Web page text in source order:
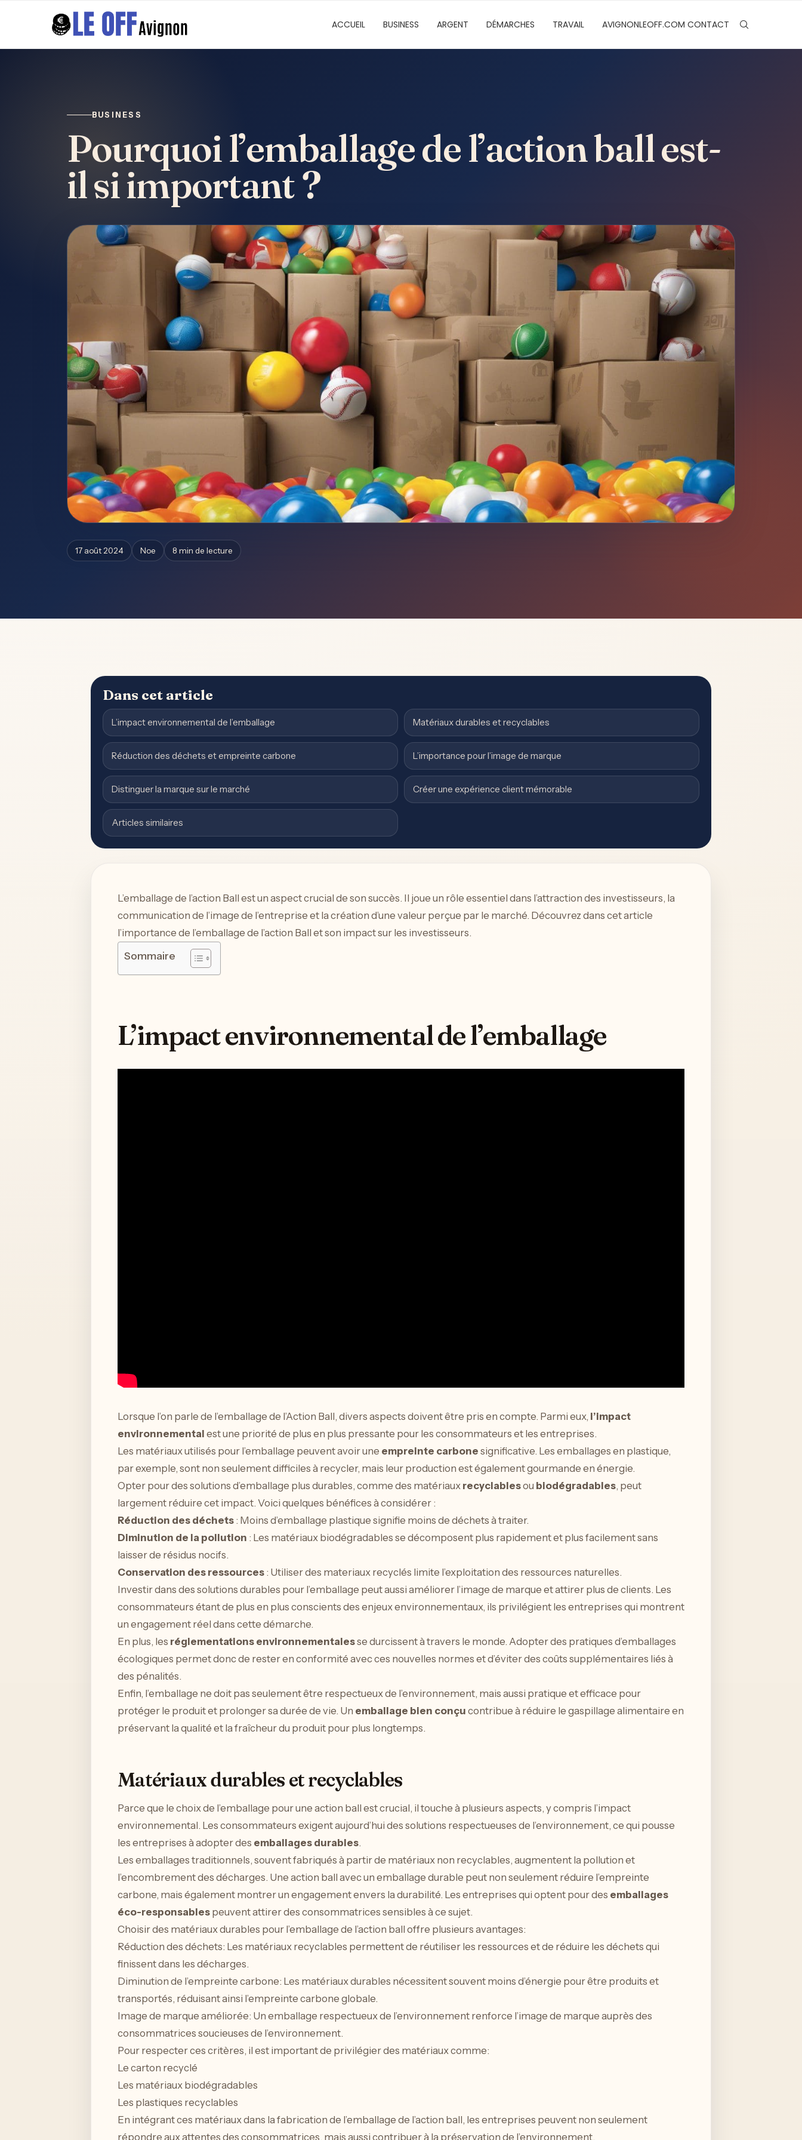
ACCUEIL BUSINESS ARGENT DÉMARCHES TRAVAIL AVIGNONLEOFF.COM CONTACT
BUSINESS
Pourquoi l’emballage de l’action ball est-
il si important ?
17 août 2024 Noe 8 min de lecture
Dans cet article
L’impact environnemental de l’emballage Matériaux durables et recyclables
Réduction des déchets et empreinte carbone L’importance pour l’image de marque
Distinguer la marque sur le marché Créer une expérience client mémorable
Articles similaires
L’emballage de l’action Ball est un aspect crucial de son succès. Il joue un rôle essentiel dans l’attraction des investisseurs, la
communication de l’image de l’entreprise et la création d’une valeur perçue par le marché. Découvrez dans cet article
l’importance de l’emballage de l’action Ball et son impact sur les investisseurs.
Sommaire
L’impact environnemental de l’emballage
Lorsque l’on parle de l’emballage de l’Action Ball, divers aspects doivent être pris en compte. Parmi eux, l’impact
environnemental est une priorité de plus en plus pressante pour les consommateurs et les entreprises.
Les matériaux utilisés pour l’emballage peuvent avoir une empreinte carbone significative. Les emballages en plastique,
par exemple, sont non seulement difficiles à recycler, mais leur production est également gourmande en énergie.
Opter pour des solutions d’emballage plus durables, comme des matériaux recyclablesou biodégradables, peut
largement réduire cet impact. Voici quelques bénéfices à considérer :
Réduction des déchets : Moins d’emballage plastique signifie moins de déchets à traiter.
Diminution de la pollution : Les matériaux biodégradables se décomposent plus rapidement et plus facilement sans
laisser de résidus nocifs.
Conservation des ressources : Utiliser des materiaux recyclés limite l’exploitation des ressources naturelles.
Investir dans des solutions durables pour l’emballage peut aussi améliorer l’image de marque et attirer plus de clients. Les
consommateurs étant de plus en plus conscients des enjeux environnementaux, ils privilégient les entreprises qui montrent
un engagement réel dans cette démarche.
En plus, les réglementations environnementalesse durcissent à travers le monde. Adopter des pratiques d’emballages
écologiques permet donc de rester en conformité avec ces nouvelles normes et d’éviter des coûts supplémentaires liés à
des pénalités.
Enfin, l’emballage ne doit pas seulement être respectueux de l’environnement, mais aussi pratique et efficace pour
protéger le produit et prolonger sa durée de vie. Un emballage bien conçu contribue à réduire le gaspillage alimentaire en
préservant la qualité et la fraîcheur du produit pour plus longtemps.
Matériaux durables et recyclables
Parce que le choix de l’emballage pour une action ball est crucial, il touche à plusieurs aspects, y compris l’impact
environnemental. Les consommateurs exigent aujourd’hui des solutions respectueuses de l’environnement, ce qui pousse
les entreprises à adopter des emballages durables.
Les emballages traditionnels, souvent fabriqués à partir de matériaux non recyclables, augmentent la pollution et
l’encombrement des décharges. Une action ball avec un emballage durable peut non seulement réduire l’empreinte
carbone, mais également montrer un engagement envers la durabilité. Les entreprises qui optent pour des emballages
éco-responsables peuvent attirer des consommatrices sensibles à ce sujet.
Choisir des matériaux durables pour l’emballage de l’action ball offre plusieurs avantages:
Réduction des déchets: Les matériaux recyclables permettent de réutiliser les ressources et de réduire les déchets qui
finissent dans les décharges.
Diminution de l’empreinte carbone: Les matériaux durables nécessitent souvent moins d’énergie pour être produits et
transportés, réduisant ainsi l’empreinte carbone globale.
Image de marque améliorée: Un emballage respectueux de l’environnement renforce l’image de marque auprès des
consommatrices soucieuses de l’environnement.
Pour respecter ces critères, il est important de privilégier des matériaux comme:
Le carton recyclé
Les matériaux biodégradables
Les plastiques recyclables
En intégrant ces matériaux dans la fabrication de l’emballage de l’action ball, les entreprises peuvent non seulement
répondre aux attentes des consommatrices, mais aussi contribuer à la préservation de l’environnement.